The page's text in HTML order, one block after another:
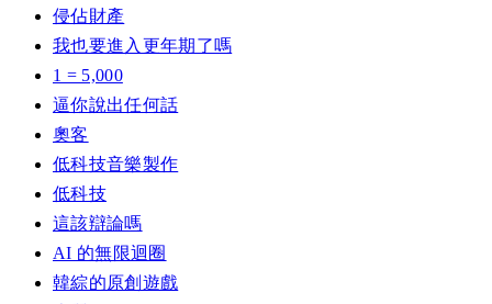
侵佔財產
我也要進入更年期了嗎
1 = 5,000
逼你說出任何話
奧客
低科技音樂製作
低科技
這該辯論嗎
AI 的無限迴圈
韓綜的原創遊戲